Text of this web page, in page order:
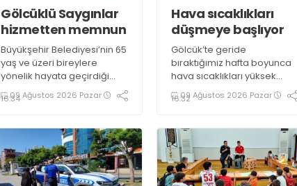
Gölcüklü Saygınlar
hizmetten memnun
Büyükşehir Belediyesi’nin 65
yaş ve üzeri bireylere
yönelik hayata geçirdiği
“Saygınlar Kulübü”, İzmit’in
ardından Gölcük’te hizmete
hizmetlerden
memnuniyetlerini ifade etti
09 Ağustos 2026 Pazar
16:34
Hava sıcaklıkları
düşmeye başlıyor
Gölcük’te geride
bıraktığımız hafta boyunca
hava sıcaklıkları yüksek
seviyelerde seyretmiş,
güneşli hava özellikle öğle
zor anlar yaşatmıştı. Yeni
haftada sıcaklıkların bir
miktar düşmesi beklenirken
parçalı bulutlu ve güneşli
hava ihtimali öne çıkıyor
09 Ağustos 2026 Pazar
16:32